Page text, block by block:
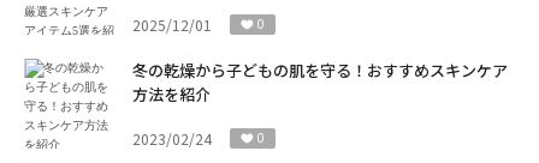
2025/12/01 0
冬の乾燥から子どもの肌を守る！おすすめスキンケア
方法を紹介
2023/02/24 0